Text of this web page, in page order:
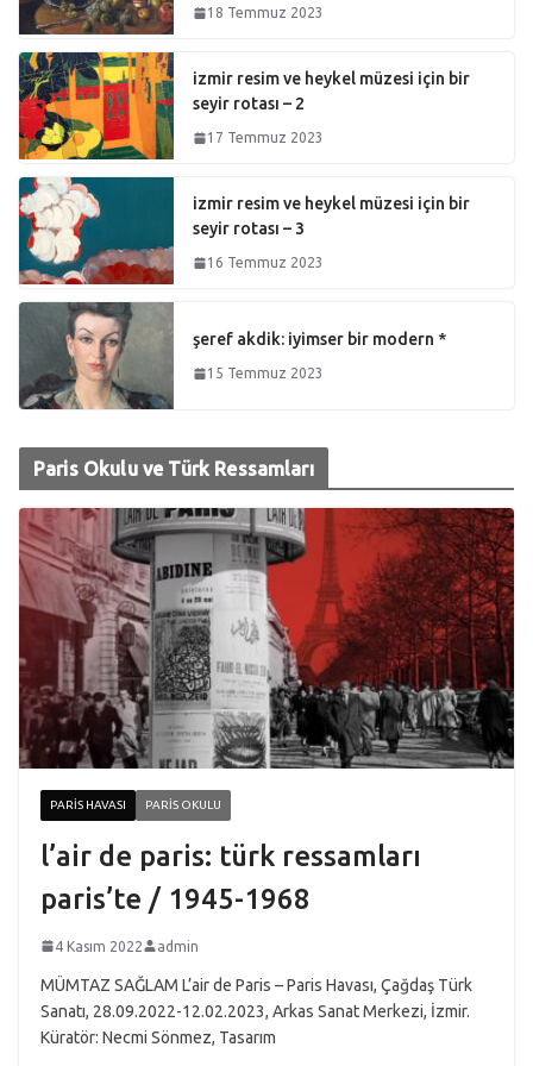
18 Temmuz 2023
izmir resim ve heykel müzesi için bir
seyir rotası – 2
17 Temmuz 2023
izmir resim ve heykel müzesi için bir
seyir rotası – 3
16 Temmuz 2023
şeref akdik: iyimser bir modern *
15 Temmuz 2023
Paris Okulu ve Türk Ressamları
PARIS HAVASI PARIS OKULU
l’air de paris: türk ressamları
paris’te / 1945-1968
4 Kasım 2022 admin
MÜMTAZ SAĞLAM L’air de Paris – Paris Havası, Çağdaş Türk
Sanatı, 28.09.2022-12.02.2023, Arkas Sanat Merkezi, İzmir.
Küratör: Necmi Sönmez, Tasarım